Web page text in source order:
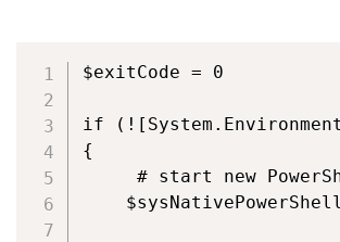
$exitCode = 0
if
{
# start new